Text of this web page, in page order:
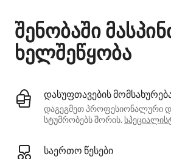
შენობაში
ხელშეწყობა
დასუფთავების
დაგეგმეთ პროფესიონალური
სტუმრობებს შორის.
საერთო წესები